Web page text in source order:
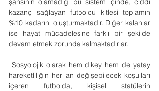
şansının olamadığı bu sistem içinde, ciddi
kazanç sağlayan futbolcu kitlesi toplamın
%10 kadarını oluşturmaktadır. Diğer kalanlar
ise hayat mücadelesine farklı bir şekilde
devam etmek zorunda kalmaktadırlar.
Sosyolojik olarak hem dikey hem de yatay
hareketliliğin her an değişebilecek koşulları
içeren futbolda, kişisel statülerin